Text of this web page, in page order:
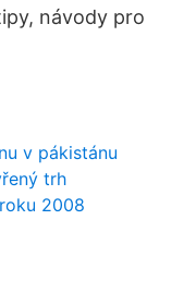
návody pro
v pákistánu
trh
2008